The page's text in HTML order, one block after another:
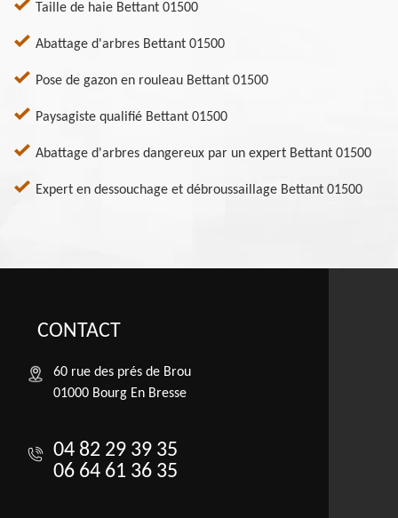
Taille de haie Bettant 01500
Abattage d'arbres Bettant 01500
Pose de gazon en rouleau Bettant 01500
Paysagiste qualifié Bettant 01500
Abattage d'arbres dangereux par un expert Bettant 01500
Expert en dessouchage et débroussaillage Bettant 01500
CONTACT
60 rue des prés de Brou
01000 Bourg En Bresse
04 82 29 39 35
06 64 61 36 35